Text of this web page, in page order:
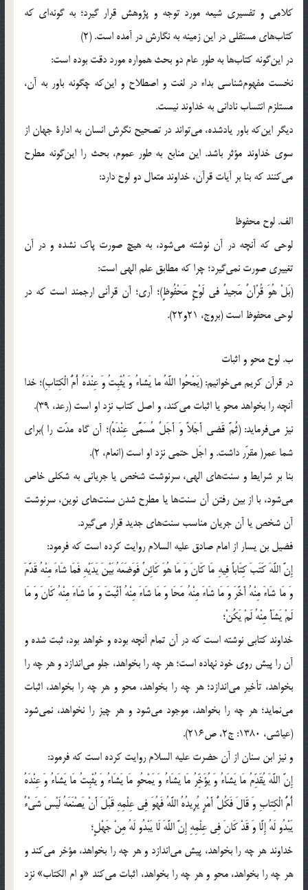
كلامي و تفسيري شيعه مورد توجه و پژوهش قرار گيرد؛ به گونه‌اي كه
كتاب‌هاي مستقلي در اين زمينه به نگارش در آمده است. (2)
در اين‌گونه كتاب‌ها به طور عام دو بحث همواره مورد دقت بوده است:
نخست مفهوم‌شناسي بداء در لغت و اصطلاح و اين‌كه چگونه باور به آن،
مستلزم انتساب ناداني به خداوند نيست.
ديگر اين‌كه باور يادشده، مي‌تواند در تصحيح نگرش انسان به ادارة جهان از
سوي خداوند مؤثر باشد. اين منابع به طور عموم، بحث را اين‌گونه مطرح
مي‌كنند كه بنا بر آيات قرآن، خداوند متعال دو لوح دارد:
الف. لوح محفوظ
لوحي كه آنچه در آن نوشته مي‌شود، به هيچ صورت پاك نشده و در آن
تغييري صورت نمي‌گيرد؛ چرا كه مطابق علم الهي است:
(بَلْ هُوَ قُرْآنٌ مَجيدٌ في‌ لَوْحٍ مَحْفُوظٍ)؛ آري؛ آن قرآني ارجمند است كه در
لوحي محفوظ است (بروج، 21و22).
ب. لوح محو و اثبات
در قرآن كريم مي‌خوانيم: (يَمْحُوا اللَّهُ ما يَشاءُ وَ يُثْبِتُ وَ عِنْدَهُ أُمُّ الْكِتاب‌ِ)؛ خدا
آنچه را بخواهد محو يا اثبات مى‌كند، و اصل كتاب نزد او است (رعد، 39).
نيز مي‌فرمايد: (ثُمَّ قَضي‌ أَجَلاً وَ أَجَلٌ مُسَمًّي عِنْدَهُ)؛ آن گاه مدّت را )براي
شما عمر( مقرّر داشت. و اجَل حتمي نزد او است (انعام، 2).
بنا بر شرايط و سنت‌هاي الهي، سرنوشت شخص يا جرياني به شكلي خاص
مي‌شود، با از بين رفتن آن سنت‌ها يا مطرح شدن سنت‌هاي نوين، سرنوشت
آن شخص يا آن جريان مناسب سنت‌هاي جديد قرار مي‌گيرد.
فضيل بن يسار از امام صادق عليه السلام روايت كرده است كه فرمود:
إِنَّ اللَّهَ كَتَبَ كِتَاباً فِيهِ مَا كَانَ وَ مَا هُوَ كَائِنٌ فَوَضَعَهُ بَيْنَ يَدَيْهِ فَمَا شَاءَ مِنْهُ قَدَّمَ
وَ مَا شَاءَ مِنْهُ أَخَّرَ وَ مَا شَاءَ مِنْهُ مَحَا وَ مَا شَاءَ مِنْهُ أَثْبَتَ وَ مَا شَاءَ مِنْهُ كَانَ وَ مَا
لَمْ يَشَأْ مِنْهُ لَمْ يَكُنْ؛
خداوند كتابي نوشته است كه در آن تمام آنچه بوده و خواهد بود، ثبت شده و
آن را پيش روي خود نهاده است؛ هر چه را بخواهد، جلو مي‌اندازد و هر چه را
بخواهد، تأخير مي‌اندازد؛ هر چه را بخواهد، محو و هر چه را بخواهد، اثبات
مي‌نمايد؛ هر چه را بخواهد، موجود مي‌شود و هر چيز را نخواهد، نمي‌شود
(عياشي، 1380: ج2، ص216).
و نيز ابن سنان از آن حضرت عليه السلام روايت كرده است كه فرمود:
إِنَّ اللَّهَ يُقَدِّمُ مَا يَشَاءُ وَ يُؤَخِّرُ مَا يَشَاءُ وَ يَمْحُو مَا يَشَاءُ وَ يُثْبِتُ مَا يَشَاءُ وَ عِنْدَهُ
أُمُّ الْكِتابِ وَ قَالَ فَكُلُّ أَمْرٍ يُرِيدُهُ اللَّهُ فَهُوَ فِي عِلْمِهِ قَبْلَ أَنْ يَصْنَعَهُ لَيْسَ شَيْ‌ءٌ
يَبْدُو لَهُ إِلَّا وَ قَدْ كَانَ فِي عِلْمِهِ إِنَّ اللَّهَ لَا يَبْدُو لَهُ مِنْ جَهْلٍ؛
خداوند هر چه را بخواهد، پيش مي‌اندازد و هر چه را بخواهد، مؤخر مي‌كند و
هر چه را بخواهد، محو و هر چه را بخواهد، اثبات مي‌كند «و ام الكتاب» نزد